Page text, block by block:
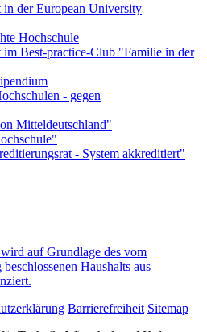
auf Grundlage des vom
Haushalts aus
Barrierefreiheit Sitemap